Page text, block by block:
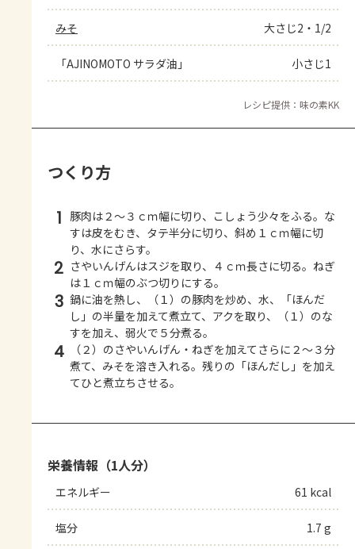
みそ 大さじ2・1/2
「AJINOMOTO サラダ油」 小さじ1
レシピ提供：味の素KK
つくり方
1 豚肉は２～３ｃｍ幅に切り、こしょう少々をふる。な
すは皮をむき、タテ半分に切り、斜め１ｃｍ幅に切
り、水にさらす。
2 さやいんげんはスジを取り、４ｃｍ長さに切る。ねぎ
は１ｃｍ幅のぶつ切りにする。
3 鍋に油を熱し、（１）の豚肉を炒め、水、「ほんだ
し」の半量を加えて煮立て、アクを取り、（１）のな
すを加え、弱火で５分煮る。
4
（２）のさやいんげん・ねぎを加えてさらに２～３分
煮て、みそを溶き入れる。残りの「ほんだし」を加え
てひと煮立ちさせる。
栄養情報（1人分）
エネルギー 61 kcal
塩分 1.7 g